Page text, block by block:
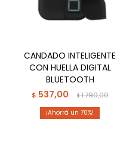
CANDADO INTELIGENTE
CON HUELLA DIGITAL
BLUETOOTH
$ 537,00 $1.790,00
70